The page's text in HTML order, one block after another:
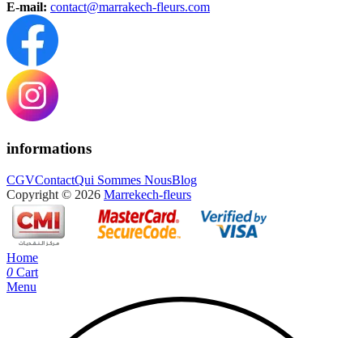
E-mail: contact@marrakech-fleurs.com
informations
CGVContactQui Sommes NousBlog
Copyright © 2026 Marrekech-fleurs
Home
0 Cart
Menu